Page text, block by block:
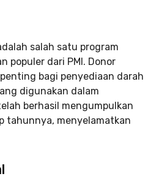
salah satu program
populer dari PMI. Donor
bagi penyediaan darah
digunakan dalam
berhasil mengumpulkan
tahunnya, menyelamatkan